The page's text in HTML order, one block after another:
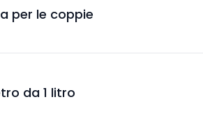
per le coppie
da 1 litro